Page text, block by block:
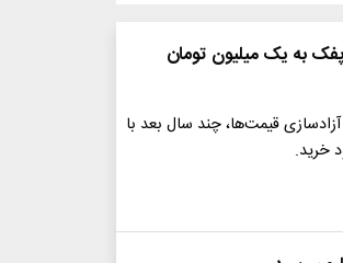
به یک میلیون تومان
قیمت‌ها، چند سال بعد با
خرید.